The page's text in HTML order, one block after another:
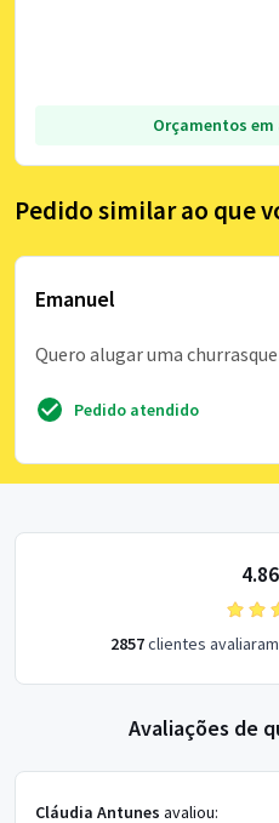
Orçamentos
Pedido similar ao que
Emanuel
Quero alugar uma
Pedido atendido
4.86
2857clientes
Avaliações de
Cláudia Antunes avaliou: